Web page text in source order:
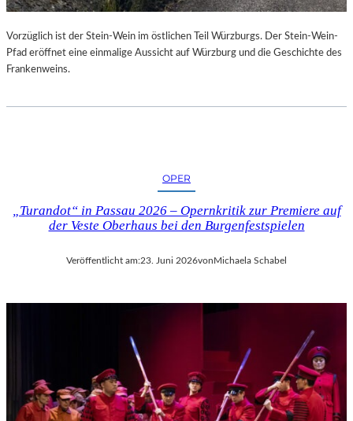
U
R
-
Vorzüglich ist der Stein-Wein im östlichen Teil Würzburgs. Der Stein-Wein-
Pfad eröffnet eine einmalige Aussicht auf Würzburg und die Geschichte des
Frankenweins.
OPER
„Turandot“ in Passau 2026 – Opernkritik zur Premiere auf
der Veste Oberhaus bei den Burgenfestspielen
Veröffentlicht am:23. Juni 2026vonMichaela Schabel